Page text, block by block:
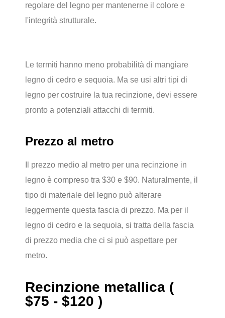
regolare del legno per mantenerne il colore e
l'integrità strutturale.
Le termiti hanno meno probabilità di mangiare
legno di cedro e sequoia. Ma se usi altri tipi di
legno per costruire la tua recinzione, devi essere
pronto a potenziali attacchi di termiti.
Prezzo al metro
Il prezzo medio al metro per una recinzione in
legno è compreso tra $30 e $90. Naturalmente, il
tipo di materiale del legno può alterare
leggermente questa fascia di prezzo. Ma per il
legno di cedro e la sequoia, si tratta della fascia
di prezzo media che ci si può aspettare per
metro.
Recinzione metallica (
$75 - $120 )